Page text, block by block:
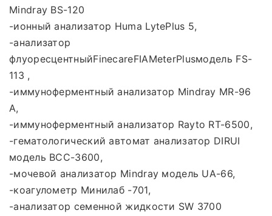
Mindray BS-120
-ионный анализатор Huma LytePlus 5,
-анализатор
флуоресцентныйFinecareFIAMeterPlusмодель FS-
113 ,
-иммуноферментный анализатор Mindray MR-96
А,
-иммуноферментный анализатор Rayto RT-6500,
-гематологический автомат анализатор DIRUI
модель BCС-3600,
-мочевой анализатор Mindray модель UA-66,
-коагулометр Минилаб -701,
-анализатор семенной жидкости SW 3700